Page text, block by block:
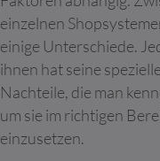
einzelnen
einige Unterschiede.
ihnen hat seine
Nachteile, die man
um sie im richtigen
einzusetzen.
c4.team
Wird
Spam zu
die
Webseite zu
verbessern.
Cookiebot
Speichert
des